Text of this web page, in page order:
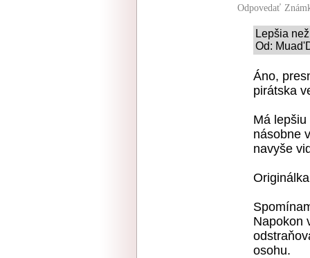
Odpovedať
Lepšia
Od:
Áno,
pirátska
Má
násobne
navyše
Napokon
osohu.